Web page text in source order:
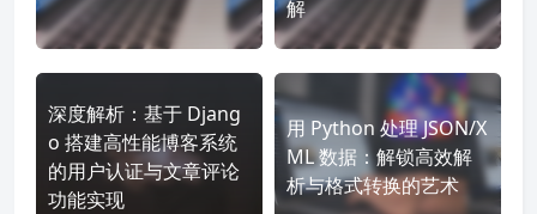
解
深度解析：基于 Djang
o 搭建高性能博客系统
的用户认证与文章评论
功能实现
用 Python 处理 JSON/X
ML 数据：解锁高效解
析与格式转换的艺术
Redis 基础：为何选择它？
Python 连接 Redis：环境搭建